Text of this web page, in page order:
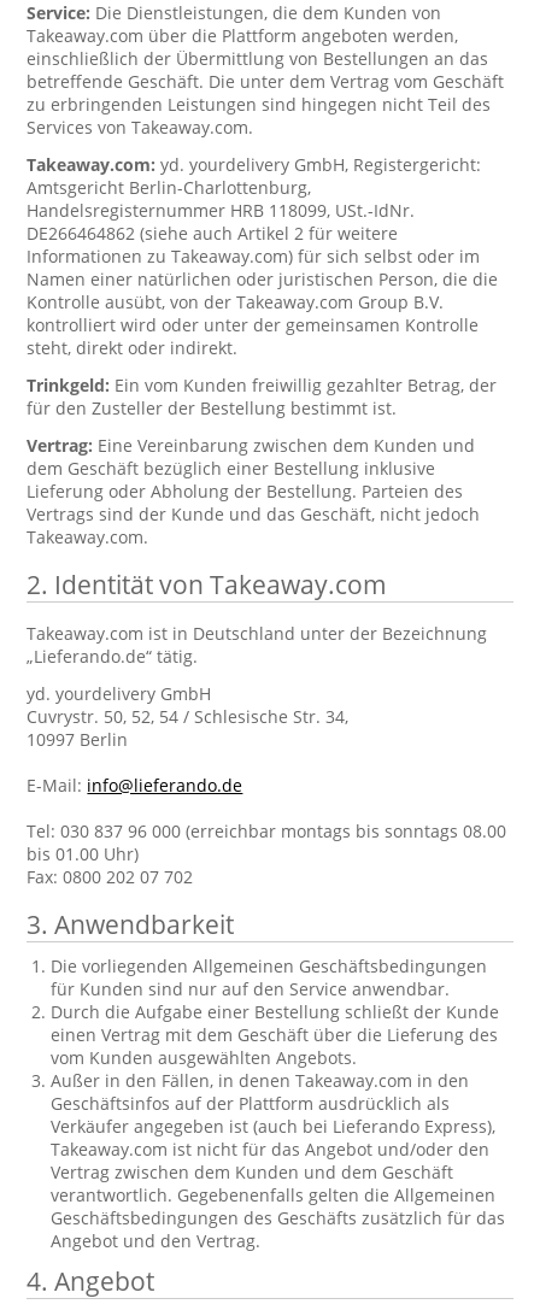
Service: Die Dienstleistungen, die dem Kunden von
Takeaway.com über die Plattform angeboten werden,
einschließlich der Übermittlung von Bestellungen an das
betreffende Geschäft. Die unter dem Vertrag vom Geschäft
zu erbringenden Leistungen sind hingegen nicht Teil des
Services von Takeaway.com.
Takeaway.com:yd. yourdelivery GmbH, Registergericht:
Amtsgericht Berlin-Charlottenburg,
Handelsregisternummer HRB 118099, USt.-IdNr.
DE266464862 (siehe auch Artikel 2 für weitere
Informationen zu Takeaway.com) für sich selbst oder im
Namen einer natürlichen oder juristischen Person, die die
Kontrolle ausübt, von der Takeaway.com Group B.V.
kontrolliert wird oder unter der gemeinsamen Kontrolle
steht, direkt oder indirekt.
Trinkgeld: Ein vom Kunden freiwillig gezahlter Betrag, der
für den Zusteller der Bestellung bestimmt ist.
Vertrag: Eine Vereinbarung zwischen dem Kunden und
dem Geschäft bezüglich einer Bestellung inklusive
Lieferung oder Abholung der Bestellung. Parteien des
Vertrags sind der Kunde und das Geschäft, nicht jedoch
Takeaway.com.
2. Identität von Takeaway.com
Takeaway.com ist in Deutschland unter der Bezeichnung
„Lieferando.de“ tätig.
yd. yourdelivery GmbH
Cuvrystr. 50, 52, 54 / Schlesische Str. 34,
10997 Berlin
E-Mail: info@lieferando.de
Tel: 030 837 96 000 (erreichbar montags bis sonntags 08.00
bis 01.00 Uhr)
Fax: 0800 202 07 702
3. Anwendbarkeit
Die vorliegenden Allgemeinen Geschäftsbedingungen
für Kunden sind nur auf den Service anwendbar.
Durch die Aufgabe einer Bestellung schließt der Kunde
einen Vertrag mit dem Geschäft über die Lieferung des
vom Kunden ausgewählten Angebots.
Außer in den Fällen, in denen Takeaway.com in den
Geschäftsinfos auf der Plattform ausdrücklich als
Verkäufer angegeben ist (auch bei Lieferando Express),
Takeaway.com ist nicht für das Angebot und/oder den
Vertrag zwischen dem Kunden und dem Geschäft
verantwortlich. Gegebenenfalls gelten die Allgemeinen
Geschäftsbedingungen des Geschäfts zusätzlich für das
Angebot und den Vertrag.
4. Angebot